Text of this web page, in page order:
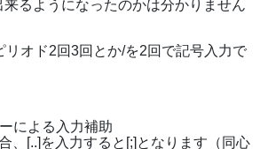
るようになったのかは分かりません
リオド2回3回とか/を2回で記号入力で
による入力補助
、[..]を入力すると[;]となります（同心